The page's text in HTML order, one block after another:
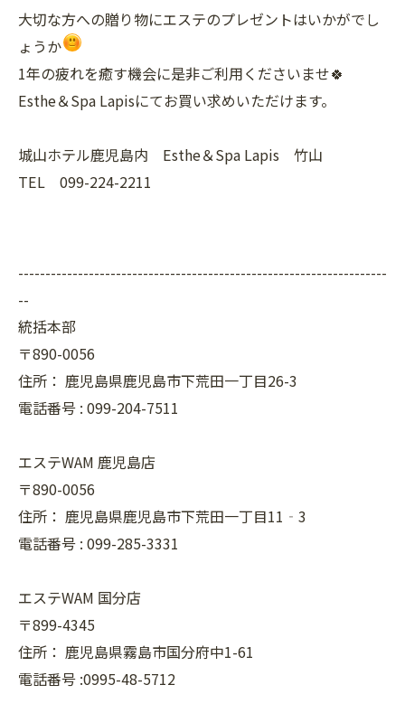
大切な方への贈り物にエステのプレゼントはいかがでし
ょうか
1年の疲れを癒す機会に是非ご利用くださいませ🍀
Esthe＆Spa Lapisにてお買い求めいただけます。
城山ホテル鹿児島内 Esthe＆Spa Lapis 竹山
TEL 099-224-2211
--------------------------------------------------------------------
--
統括本部
〒890-0056
住所： 鹿児島県鹿児島市下荒田一丁目26-3
電話番号 : 099-204-7511
エステWAM 鹿児島店
〒890-0056
住所： 鹿児島県鹿児島市下荒田一丁目11‐3
電話番号 : 099-285-3331
エステWAM 国分店
〒899-4345
住所： 鹿児島県霧島市国分府中1-61
電話番号 :0995-48-5712